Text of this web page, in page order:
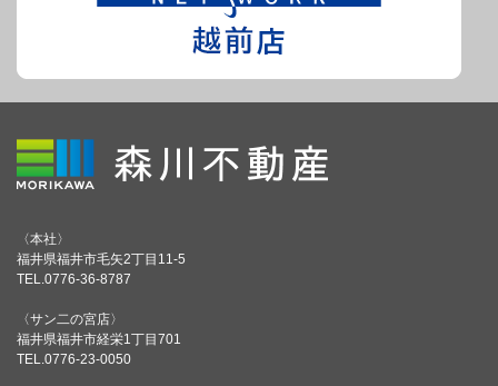
〈本社〉
福井県福井市毛矢2丁目11-5
TEL.0776-36-8787
〈サン二の宮店〉
福井県福井市経栄1丁目701
TEL.0776-23-0050